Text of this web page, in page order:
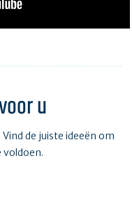
u
de juiste ideeën om
voldoen.